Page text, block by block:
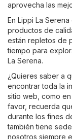
aprovecha las
En Lippi La
productos de
están repletos de
tiempo para
La Serena.
¿Quieres saber a
encontrar toda la
sitio web, como
favor, recuerda
durante los fines
también tiene
nosotros siempre